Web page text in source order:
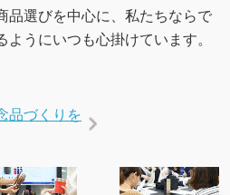
品選びを中心に、私たちならで
うにいつも心掛けています。
品づくりを